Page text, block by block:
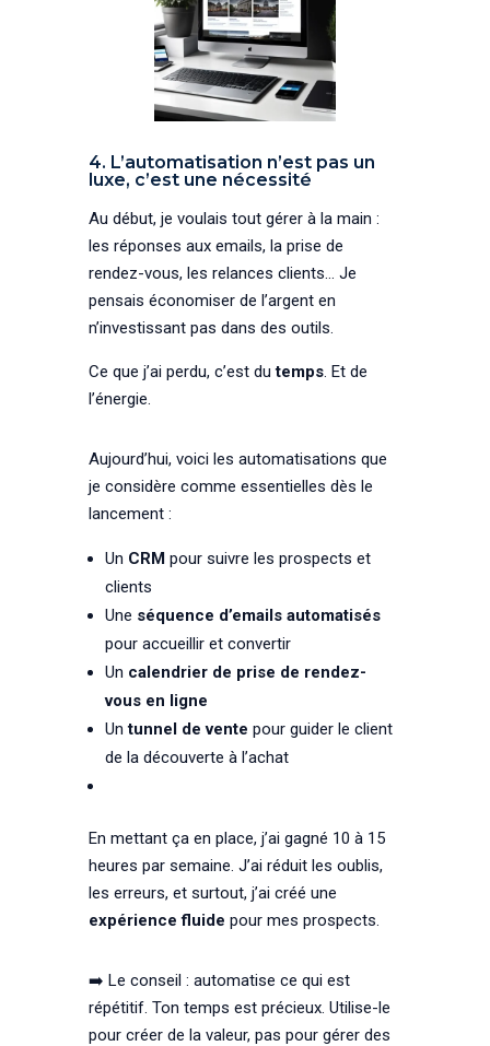
4. L’automatisation n’est pas un
luxe, c’est une nécessité
Au début, je voulais tout gérer à la main :
les réponses aux emails, la prise de
rendez-vous, les relances clients… Je
pensais économiser de l’argent en
n’investissant pas dans des outils.
Ce que j’ai perdu, c’est dutemps. Et de
l’énergie.
Aujourd’hui, voici les automatisations que
je considère comme essentielles dès le
lancement :
Un CRMpour suivre les prospects et
clients
Une séquence d’emails automatisés
pour accueillir et convertir
Un calendrier de prise de rendez-
vous en ligne
Untunnel de vente pour guider le client
de la découverte à l’achat
En mettant ça en place, j’ai gagné 10 à 15
heures par semaine. J’ai réduit les oublis,
les erreurs, et surtout, j’ai créé une
expérience fluide pour mes prospects.
➡️ Le conseil : automatise ce qui est
répétitif. Ton temps est précieux. Utilise-le
pour créer de la valeur, pas pour gérer des